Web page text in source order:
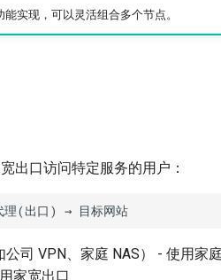
能实现，可以灵活组合多个节点。
出口访问特定服务的用户：
司 VPN、家庭 NAS） - 使用家
家宽出口